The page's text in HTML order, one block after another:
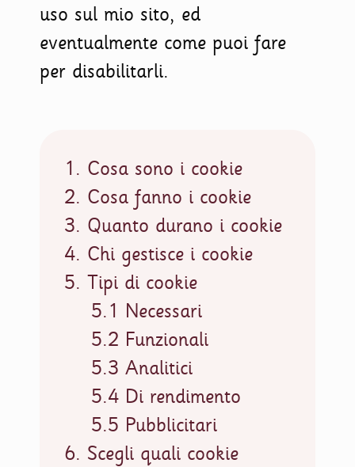
uso sul mio sito, ed
eventualmente come puoi fare
per disabilitarli.
1. Cosa sono i cookie
2. Cosa fanno i cookie
3. Quanto durano i cookie
4. Chi gestisce i cookie
5. Tipi di cookie
5.1 Necessari
5.2 Funzionali
5.3 Analitici
5.4 Di rendimento
5.5 Pubblicitari
6. Scegli quali cookie